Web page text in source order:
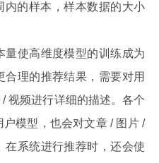
内的样本，样本数据的大小
量使高维度模型的训练成为
理的推荐结果，需要对用
视频进行详细的描述。各个
模型，也会对文章 / 图片 /
在系统进行推荐时，还会使